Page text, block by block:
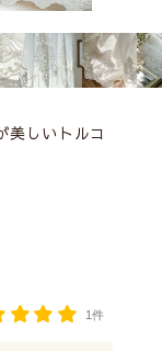
美しいトルコ
1件